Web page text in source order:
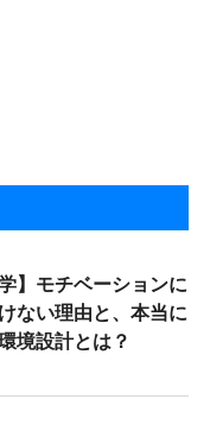
】モチベーションに
ない理由と、本当に
境設計とは？